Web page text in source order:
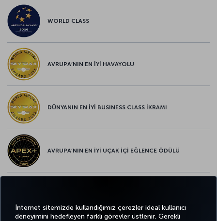
İnternet sitemizde kullandığımız çerezler ideal kullanıcı
deneyimini hedefleyen farklı görevler üstlenir. Gerekli
WORLD CLASS
AVRUPA’NIN EN İYİ HAVAYOLU
DÜNYANIN EN İYİ BUSINESS CLASS İKRAMI
AVRUPA’NIN EN İYİ UÇAK İÇİ EĞLENCE ÖDÜLÜ